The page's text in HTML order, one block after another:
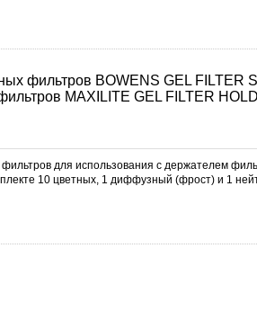
фильтров BOWENS GEL FILTER
MAXILITE GEL FILTER
фильтров для использования с держателем
10 цветных, 1 диффузный (фрост) и 1